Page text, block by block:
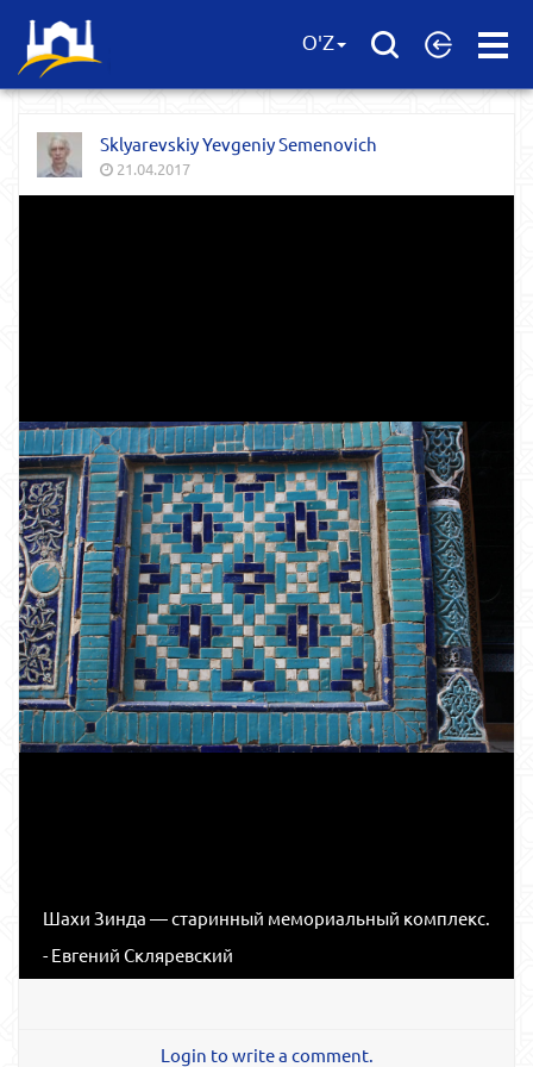
Open
O'Z
Sklyarevskiy Yevgeniy Semenovich
21.04.2017
Шахи Зинда — старинный мемориальный комплекс.
- Евгений Скляревский
Login to write a comment.